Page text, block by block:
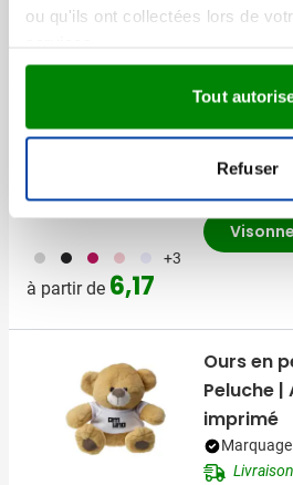
ou qu'ils ont collectées lors de
Tout
Refuser
495 001 046 376 +3
à partir de 6,17
Marquage
Ours en
Peluche
imprimé